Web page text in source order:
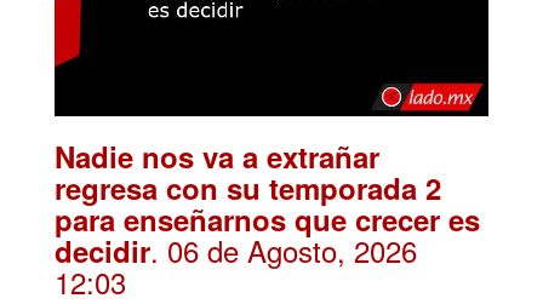
Nadie nos va a extrañar
regresa con su temporada 2
para enseñarnos que crecer es
decidir. 06 de Agosto, 2026
12:03